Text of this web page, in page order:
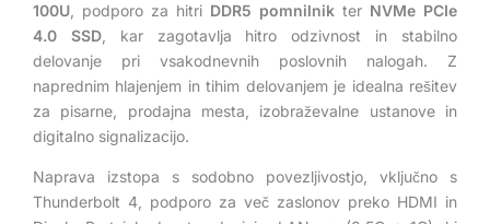
1x1Gbps
Windows
11
Home
(črn)
100U , podporo za hitri DDR5 pomnilnik ter NVMe PCIe
4.0 SSD, kar zagotavlja hitro odzivnost in stabilno
delovanje pri vsakodnevnih poslovnih nalogah. Z
naprednim hlajenjem in tihim delovanjem je idealna rešitev
za pisarne, prodajna mesta, izobraževalne ustanove in
digitalno signalizacijo.
Naprava izstopa s sodobno povezljivostjo, vključno s
Thunderbolt 4, podporo za več zaslonov preko HDMI in